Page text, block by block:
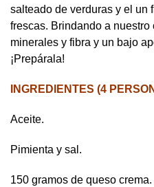
salteado de verduras y el un
frescas. Brindando a
minerales y fibra y un bajo
¡Prepárala!
INGREDIENTES (4
Aceite.
Pimienta y sal.
150 gramos de queso crema.